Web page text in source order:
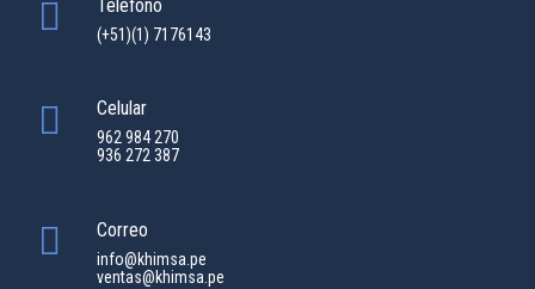
Teléfono
(+51)(1) 7176143
Celular
962 984 270
936 272 387
Correo
info@khimsa.pe
ventas@khimsa.pe